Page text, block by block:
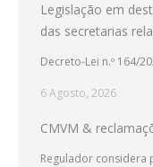
Legislação em
das secretarias
Decreto-Lei n.º 164/
6 Agosto, 2026
CMVM &
Regulador considera